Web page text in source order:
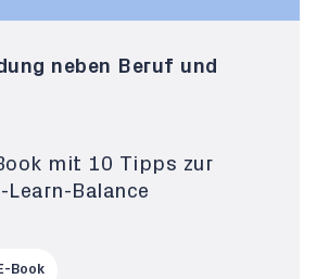
neben Beruf und
mit 10 Tipps zur
Learn-Balance
Book